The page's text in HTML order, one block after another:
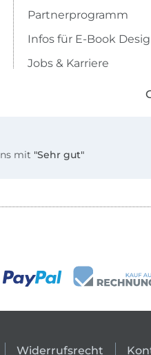
Partnerprogramm
Infos für E-Book
Jobs & Karriere
mit "Sehr gut"
Widerrufsrecht